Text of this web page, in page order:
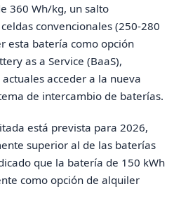
360 Wh/kg, un salto
convencionales (250-280
esta batería como opción
as a Service (BaaS),
acceder a la nueva
de intercambio de baterías.
está prevista para 2026,
superior al de las baterías
que la batería de 150 kWh
como opción de alquiler